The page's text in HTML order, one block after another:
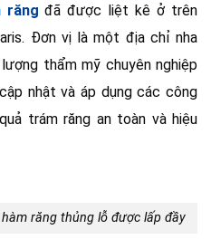
răng đã được liệt kê ở trên
Đơn vị là một địa chỉ nha
thẩm mỹ chuyên nghiệp
nhật và áp dụng các công
trám răng an toàn và hiệu
răng thủng lỗ được lấp đầy